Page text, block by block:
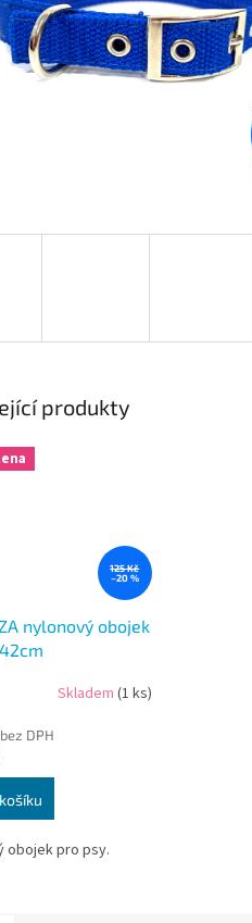
produkty
125 Kč
–20 %
nylonový obojek
Skladem (1 ks)
DPH
obojek pro psy.